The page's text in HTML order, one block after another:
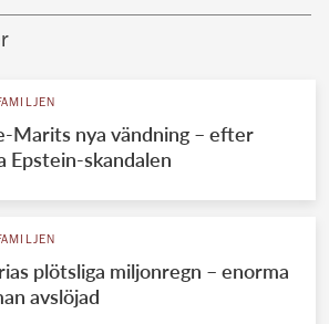
Marits nya vändning – efter
Epstein-skandalen
plötsliga miljonregn – enorma
avslöjad